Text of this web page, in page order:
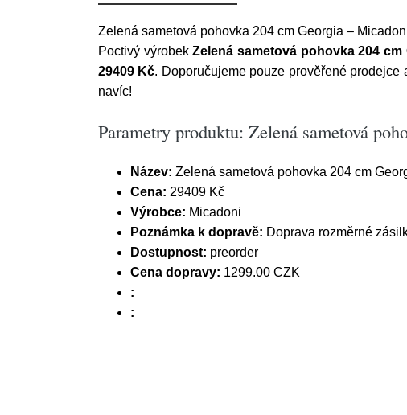
Zelená sametová pohovka 204 cm Georgia –
Poctivý výrobekZelená sametová pohovka 204 cm
29409 Kč. Doporučujeme pouze prověřené
navíc!
Parametry produktu: Zelená sametová
Název: Zelená sametová pohovka 204 cm
Cena: 29409 Kč
Výrobce: Micadoni
Poznámka k dopravě: Doprava rozměrné
Dostupnost: preorder
Cena dopravy: 1299.00 CZK
:
: